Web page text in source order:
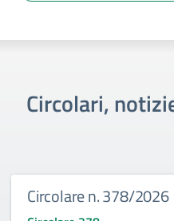
Circolari,
Circolare n. 378/2026